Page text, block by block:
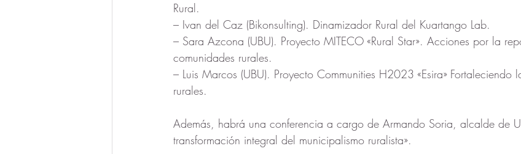
Rural.
– Ivan del Caz (Bikonsulting). Dinamizador Rural del Kuartango Lab.
– Sara Azcona (UBU). Proyecto MITECO «Rural Star». Acciones por la
comunidades rurales.
– Luis Marcos (UBU). Proyecto Communities H2023 «Esira» Fortaleciendo
rurales.
Además, habrá una conferencia a cargo de Armando Soria, alcalde de
transformación integral del municipalismo ruralista».